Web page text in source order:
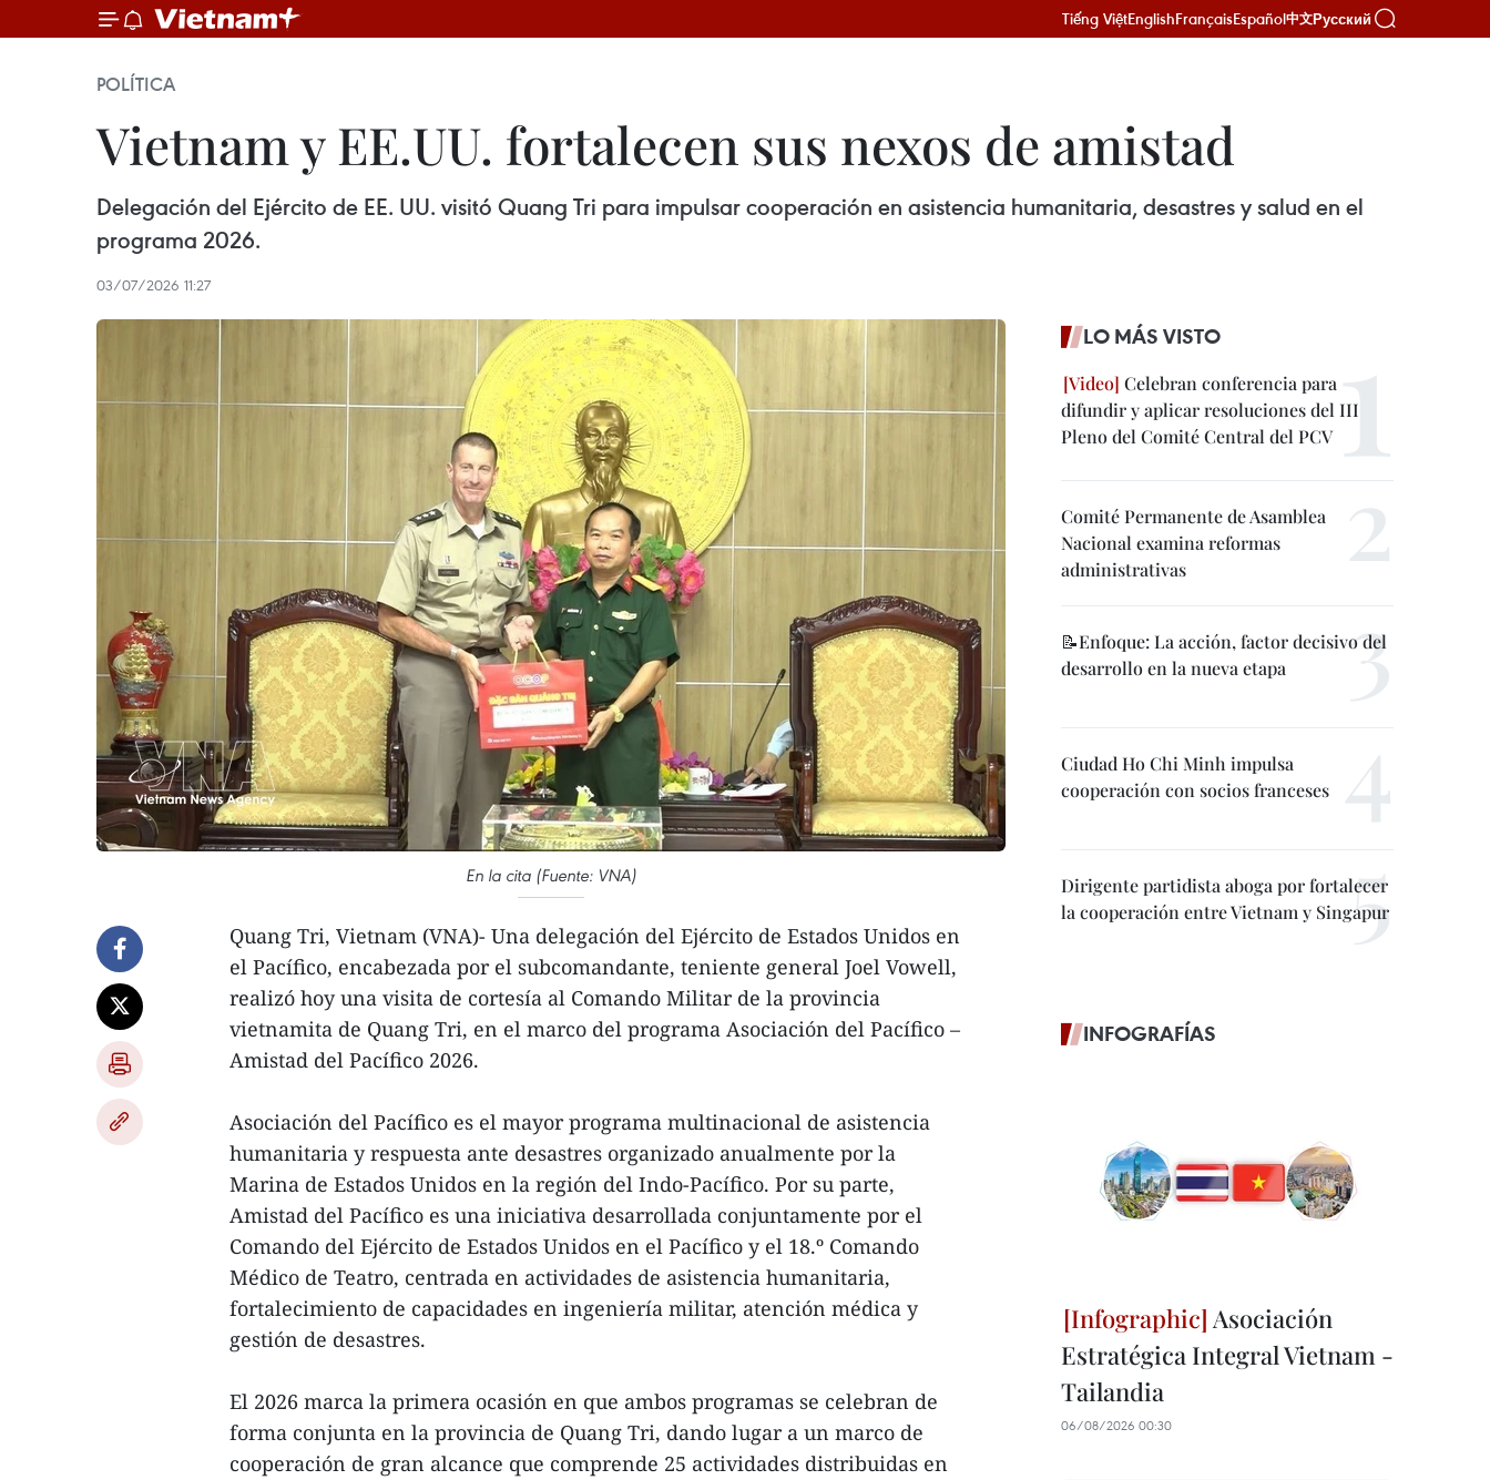
Tiếng ViệtEnglishFrançaisEspañol中文Русский
POLÍTICA
Vietnam y EE.UU. fortalecen sus nexos de amistad
Delegación del Ejército de EE. UU. visitó Quang Tri para impulsar cooperación en asistencia humanitaria, desastres y salud en el
programa 2026.
03/07/2026 11:27
En la cita (Fuente: VNA)
Quang Tri, Vietnam (VNA)- Una delegación del Ejército de Estados Unidos en
el Pacífico, encabezada por el subcomandante, teniente general Joel Vowell,
realizó hoy una visita de cortesía al Comando Militar de la provincia
vietnamita de Quang Tri, en el marco del programa Asociación del Pacífico –
Amistad del Pacífico 2026.
Asociación del Pacífico es el mayor programa multinacional de asistencia
humanitaria y respuesta ante desastres organizado anualmente por la
Marina de Estados Unidos en la región del Indo-Pacífico. Por su parte,
Amistad del Pacífico es una iniciativa desarrollada conjuntamente por el
Comando del Ejército de Estados Unidos en el Pacífico y el 18.º Comando
Médico de Teatro, centrada en actividades de asistencia humanitaria,
fortalecimiento de capacidades en ingeniería militar, atención médica y
gestión de desastres.
El 2026 marca la primera ocasión en que ambos programas se celebran de
forma conjunta en la provincia de Quang Tri, dando lugar a un marco de
cooperación de gran alcance que comprende 25 actividades distribuidas en
LO MÁS VISTO
Celebran conferencia para
difundir y aplicar resoluciones del III
Pleno del Comité Central del PCV
Comité Permanente de Asamblea
Nacional examina reformas
administrativas
📝Enfoque: La acción, factor decisivo del
desarrollo en la nueva etapa
Ciudad Ho Chi Minh impulsa
cooperación con socios franceses
Dirigente partidista aboga por fortalecer
la cooperación entre Vietnam y Singapur
INFOGRAFÍAS
Asociación
Estratégica Integral Vietnam -
Tailandia
06/08/2026 00:30